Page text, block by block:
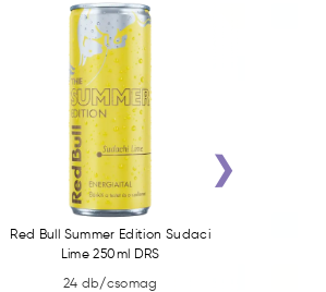
Red Bull Summer Edition Sudaci
Lime 250ml DRS
24 db/csomag
›